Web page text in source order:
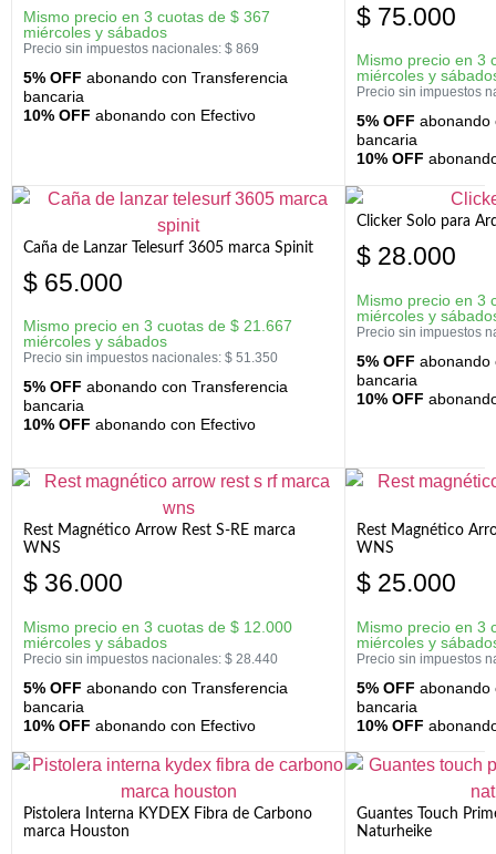
Mismo precio en 3 cuotas de $ 367
miércoles y sábados
Precio sin impuestos nacionales: $ 869
5% OFF abonando con Transferencia
bancaria
10% OFF abonando con Efectivo
$ 75.000
Mismo precio en 3
miércoles y
Precio sin impuestos
5% OFF abonando
bancaria
10% OFF
Caña de Lanzar Telesurf 3605 marca Spinit
$ 65.000
Mismo precio en 3 cuotas de $ 21.667
miércoles y sábados
Precio sin impuestos nacionales: $ 51.350
5% OFF abonando con Transferencia
bancaria
10% OFF abonando con Efectivo
Clicker Solo para
$ 28.000
Mismo precio en 3
miércoles y
Precio sin impuestos
5% OFF abonando
bancaria
10% OFF
Rest Magnético Arrow Rest S-RE marca
WNS
$ 36.000
Mismo precio en 3 cuotas de $ 12.000
miércoles y sábados
Precio sin impuestos nacionales: $ 28.440
5% OFF abonando con Transferencia
bancaria
10% OFF abonando con Efectivo
Rest Magnético
WNS
$ 25.000
Mismo precio en 3
miércoles y
Precio sin impuestos
5% OFF abonando
bancaria
10% OFF
Pistolera Interna KYDEX Fibra de Carbono
marca Houston
Guantes Touch
Naturheike